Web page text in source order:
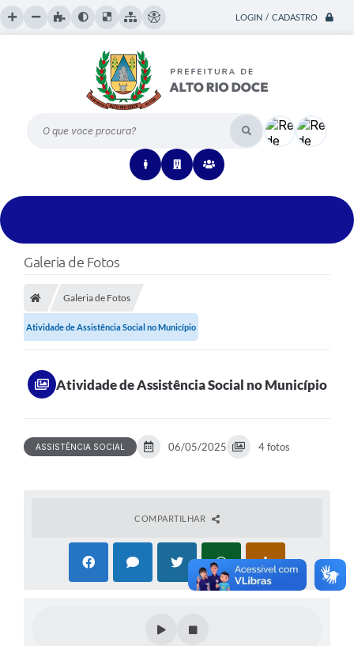
LOGIN / CADASTRO
O que voce procura?
Galeria de Fotos
Galeria de Fotos
Atividade de Assistência Social no Município
Atividade de Assistência Social no Município
ASSISTÊNCIA SOCIAL 06/05/2025 4 fotos
COMPARTILHAR